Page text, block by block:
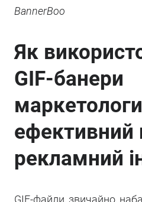
BannerBoo
Як
GIF-банери
ефективний
рекламний
GIF-файли, звичайно,